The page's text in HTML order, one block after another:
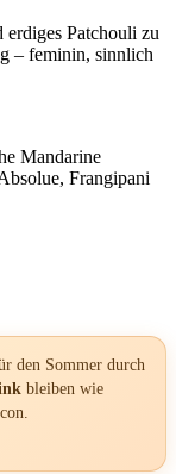
Patchouli zu
– feminin, sinnlich
Mandarine
Frangipani
den Sommer durch
bleiben wie